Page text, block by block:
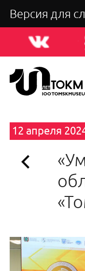
Версия для
12 апреля